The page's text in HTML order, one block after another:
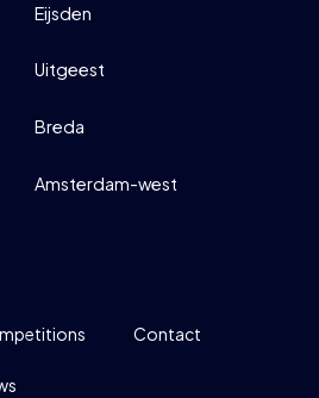
Eijsden
Uitgeest
Breda
Amsterdam-west
Contact